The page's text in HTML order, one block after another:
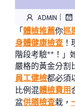
ADMIN |
「體檢推薦你巡
身體健康檢查
階段考驗**！」
嚴格的黃金分割
員工健檢都必須
比例混體檢費用
盆供膳檢查栽，